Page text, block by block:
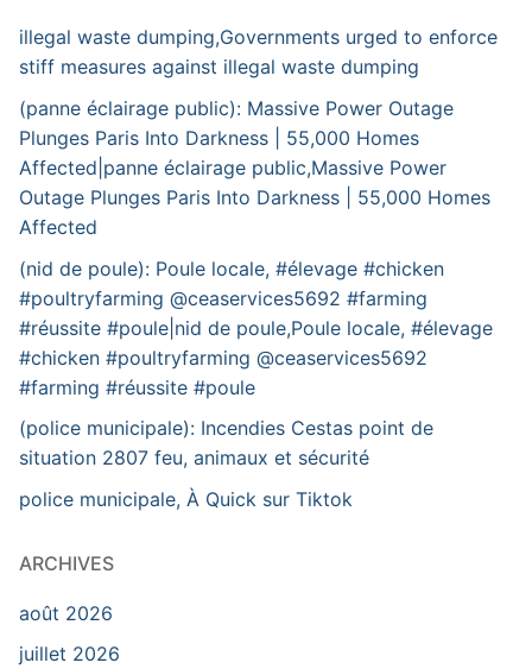
illegal waste dumping,Governments urged to enforce
stiff measures against illegal waste dumping
(panne éclairage public): Massive Power Outage
Plunges Paris Into Darkness | 55,000 Homes
Affected|panne éclairage public,Massive Power
Outage Plunges Paris Into Darkness | 55,000 Homes
Affected
(nid de poule): Poule locale, #élevage #chicken
#poultryfarming @ceaservices5692 #farming
#réussite #poule|nid de poule,Poule locale, #élevage
#chicken #poultryfarming @ceaservices5692
#farming #réussite #poule
(police municipale): Incendies Cestas point de
situation 2807 feu, animaux et sécurité
police municipale, À Quick sur Tiktok
ARCHIVES
août 2026
juillet 2026